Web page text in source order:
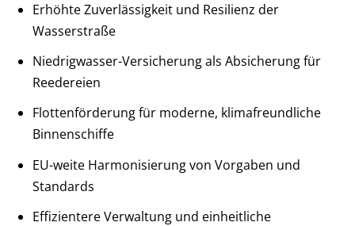
Erhöhte Zuverlässigkeit und Resilienz der
Wasserstraße
Niedrigwasser-Versicherung als Absicherung für
Reedereien
Flottenförderung für moderne, klimafreundliche
Binnenschiffe
EU-weite Harmonisierung von Vorgaben und
Standards
Effizientere Verwaltung und einheitliche